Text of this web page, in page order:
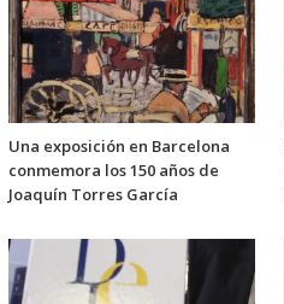
Una exposición en Barcelona
conmemora los 150 años de
Joaquín Torres García